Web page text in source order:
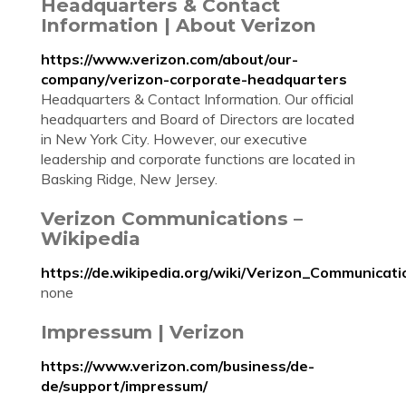
Headquarters & Contact
Information | About Verizon
https://www.verizon.com/about/our-
company/verizon-corporate-headquarters
Headquarters & Contact Information. Our official
headquarters and Board of Directors are located
in New York City. However, our executive
leadership and corporate functions are located in
Basking Ridge, New Jersey.
Verizon Communications –
Wikipedia
https://de.wikipedia.org/wiki/
none
Impressum | Verizon
https://www.verizon.com/business/de-
de/support/impressum/